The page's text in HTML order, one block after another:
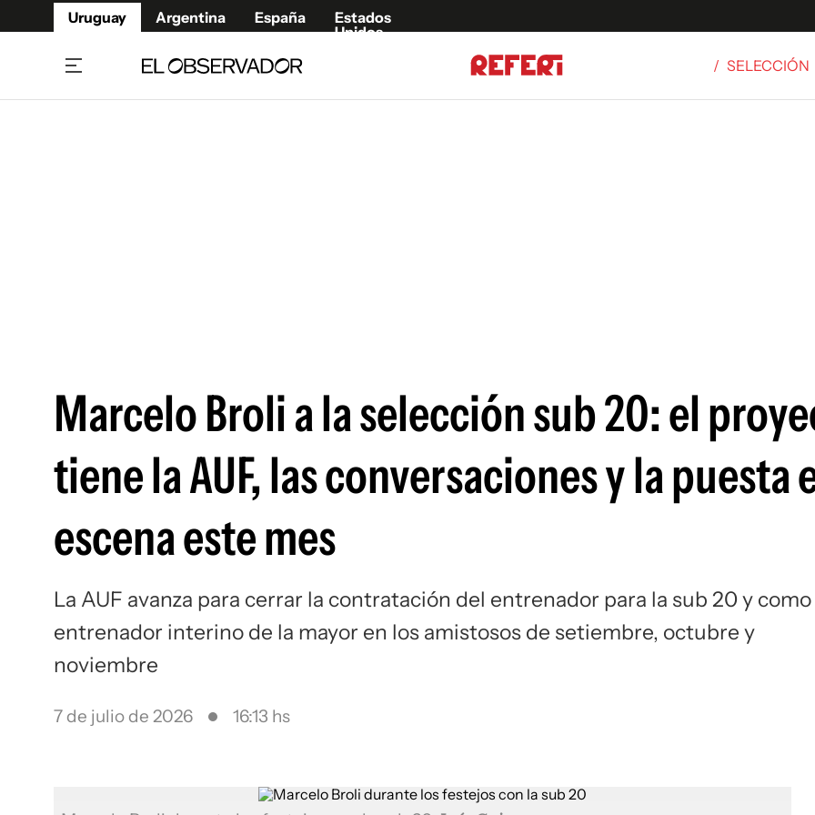
Uruguay Argentina España
Estados
Unidos
/ SELECCIÓN
Marcelo Broli a la selección sub 20: el
tiene la AUF, las conversaciones y la puesta
escena este mes
La AUF avanza para cerrar la contratación del entrenador para la sub 20 y como
entrenador interino de la mayor en los amistosos de setiembre, octubre y
noviembre
7 de julio de 2026 16:13 hs